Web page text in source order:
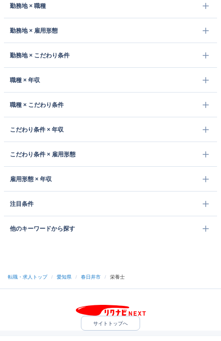
勤務地 × 職種
勤務地 × 雇用形態
勤務地 × こだわり条件
職種 × 年収
職種 × こだわり条件
こだわり条件 × 年収
こだわり条件 × 雇用形態
雇用形態 × 年収
注目条件
他のキーワードから探す
転職・求人トップ / 愛知県 / 春日井市 / 栄養士
サイトトップへ